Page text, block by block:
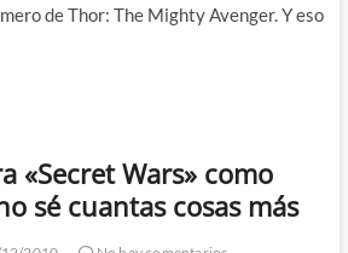
de Thor: The Mighty Avenger. Y eso
«Secret Wars» como
sé cuantas cosas más